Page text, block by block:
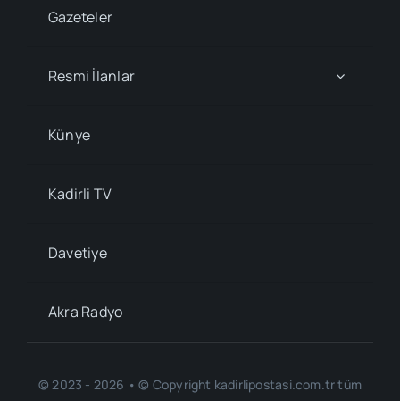
Gazeteler
Resmi İlanlar
Künye
Kadirli TV
Davetiye
Akra Radyo
© 2023 - 2026 • © Copyright kadirlipostasi.com.tr tüm